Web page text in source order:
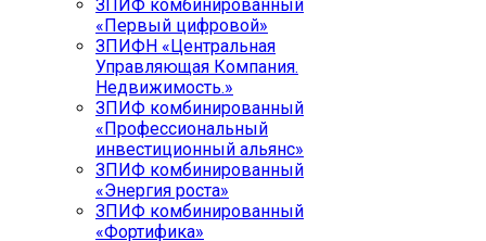
ЗПИФ комбинированный
«Первый цифровой»
ЗПИФН «Центральная
Управляющая Компания.
Недвижимость.»
ЗПИФ комбинированный
«Профессиональный
инвестиционный альянс»
ЗПИФ комбинированный
«Энергия роста»
ЗПИФ комбинированный
«Фортифика»